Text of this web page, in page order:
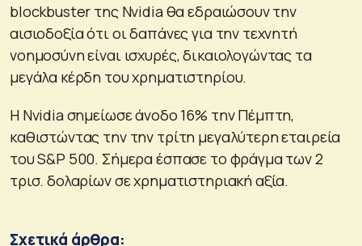
blockbuster της Nvidia θα εδραιώσουν την
αισιοδοξία ότι οι δαπάνες για την τεχνητή
νοημοσύνη είναι ισχυρές, δικαιολογώντας τα
μεγάλα κέρδη του χρηματιστηρίου.
Η Nvidia σημείωσε άνοδο 16% την Πέμπτη,
καθιστώντας την την τρίτη μεγαλύτερη εταιρεία
του S&P 500. Σήμερα έσπασε το φράγμα των 2
τρισ. δολαρίων σε χρηματιστηριακή αξία.
Σχετικά άρθρα: